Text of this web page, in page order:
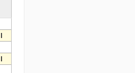
I
I